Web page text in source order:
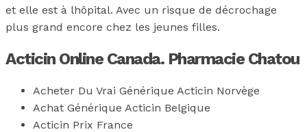
et elle est à lhôpital. Avec un risque de décrochage
plus grand encore chez les jeunes filles.
Acticin Online Canada. Pharmacie Chatou
Acheter Du Vrai Générique Acticin Norvège
Achat Générique Acticin Belgique
Acticin Prix France